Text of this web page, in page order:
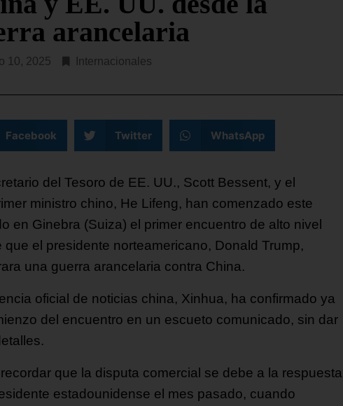
arancelaria
10, 2025 Internacionales
Facebook Twitter WhatsApp
del Tesoro de EE. UU., Scott Bessent, y el
ministro chino, He Lifeng, han comenzado este
en Ginebra (Suiza) el primer encuentro de alto nivel
que el presidente norteamericano, Donald Trump,
una guerra arancelaria contra China.
oficial de noticias china, Xinhua, ha confirmado ya
del encuentro en un escueto comunicado, sin dar
que la disputa comercial se debe a la respuesta
estadounidense el mes pasado, cuando